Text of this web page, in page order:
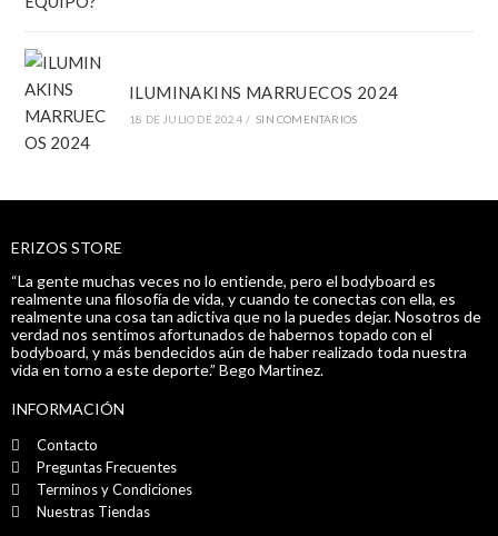
ILUMINAKINS MARRUECOS 2024
18 DE JULIO DE 2024 / SIN COMENTARIOS
ERIZOS STORE
“La gente muchas veces no lo entiende, pero el bodyboard es
realmente una filosofía de vida, y cuando te conectas con ella, es
realmente una cosa tan adictiva que no la puedes dejar. Nosotros de
verdad nos sentimos afortunados de habernos topado con el
bodyboard, y más bendecidos aún de haber realizado toda nuestra
vida en torno a este deporte.” Bego Martinez.
INFORMACIÓN
Contacto
Preguntas Frecuentes
Terminos y Condiciones
Nuestras Tiendas